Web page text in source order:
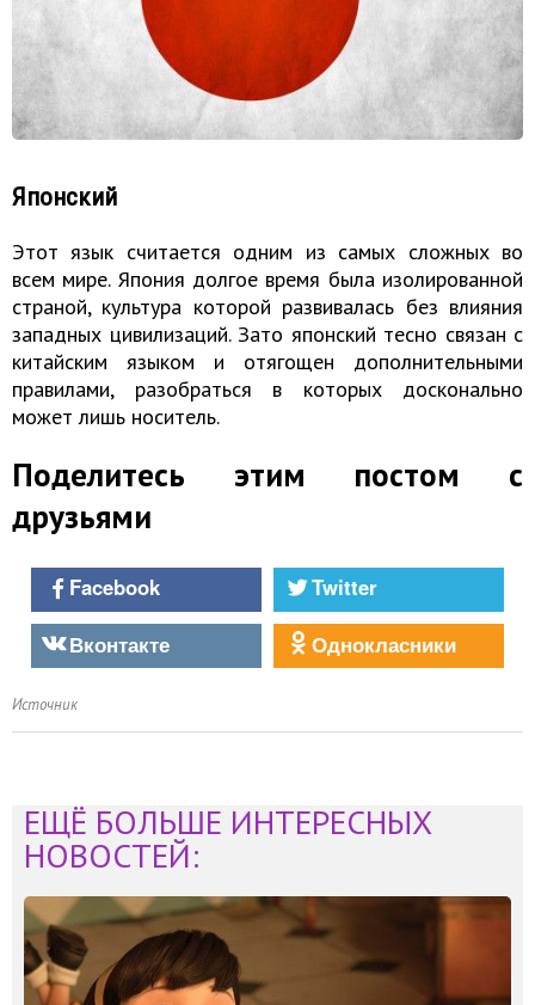
Японский
Этот язык считается одним из самых сложных во
всем мире. Япония долгое время была изолированной
страной, культура которой развивалась без влияния
западных цивилизаций. Зато японский тесно связан с
китайским языком и отягощен дополнительными
правилами, разобраться в которых досконально
может лишь носитель.
Поделитесь этим постом с
друзьями
Facebook
Twitter
Вконтакте
Однокласники
Источник
ЕЩЁ БОЛЬШЕ ИНТЕРЕСНЫХ
НОВОСТЕЙ: